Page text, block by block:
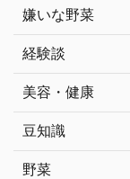
嫌いな野菜
経験談
美容・健康
豆知識
野菜